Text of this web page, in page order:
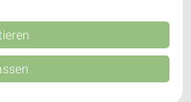
❯
Quellen. Entwicklung und
reduzierter Daten zur Auswahl
Union weitergegeben und in die